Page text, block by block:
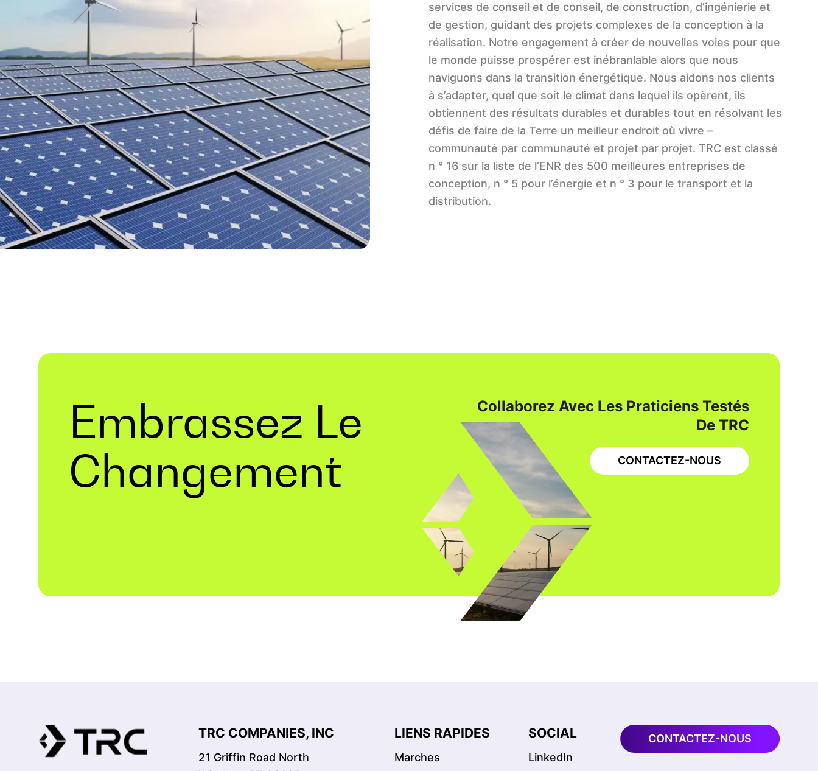
services de conseil et de conseil, de construction, d’ingénierie et
de gestion, guidant des projets complexes de la conception à la
réalisation. Notre engagement à créer de nouvelles voies pour que
le monde puisse prospérer est inébranlable alors que nous
naviguons dans la transition énergétique. Nous aidons nos clients
à s’adapter, quel que soit le climat dans lequel ils opèrent, ils
obtiennent des résultats durables et durables tout en résolvant les
défis de faire de la Terre un meilleur endroit où vivre –
communauté par communauté et projet par projet. TRC est classé
n ° 16 sur la liste de l’ENR des 500 meilleures entreprises de
conception, n ° 5 pour l’énergie et n ° 3 pour le transport et la
distribution.
Embrassez Le
Changement
Collaborez Avec Les Praticiens Testés
De TRC
CONTACTEZ-NOUS
TRC COMPANIES, INC
21 Griffin Road North
LIENS RAPIDES
Marches
SOCIAL
LinkedIn
CONTACTEZ-NOUS